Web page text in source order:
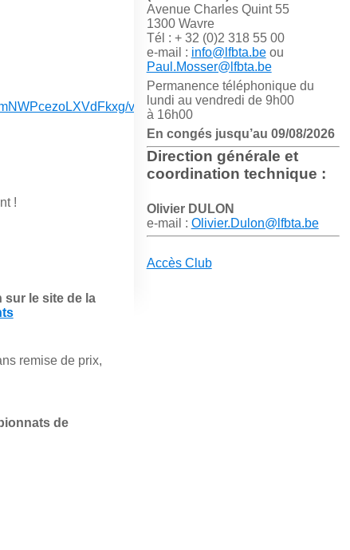
Avenue Charles Quint 55
1300 Wavre
Tél : + 32 (0)2 318 55 00
e-mail : info@lfbta.beou
Paul.Mosser@lfbta.be
Permanence téléphonique du
lundi au vendredi de 9h00
à 16h00
En congés jusqu’au 09/08/2026
Direction générale et
coordination technique :
Olivier DULON
e-mail : Olivier.Dulon@lfbta.be
Accès Club
viewform?
!
le site de la
remise de prix,
de